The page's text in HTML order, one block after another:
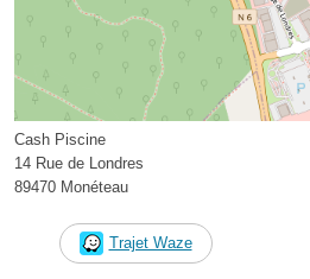
Cash Piscine
14 Rue de Londres
89470 Monéteau
Trajet Waze